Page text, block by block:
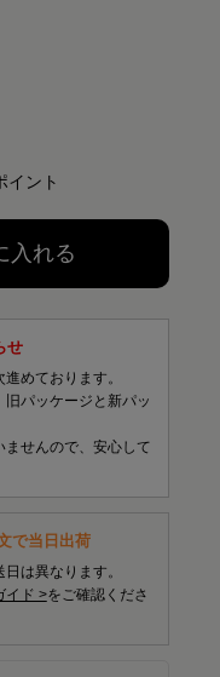
イント
入れる
せ
めております。
パッケージと新パッ
せんので、安心して
で当日出荷
は異なります。
イド >をご確認くださ